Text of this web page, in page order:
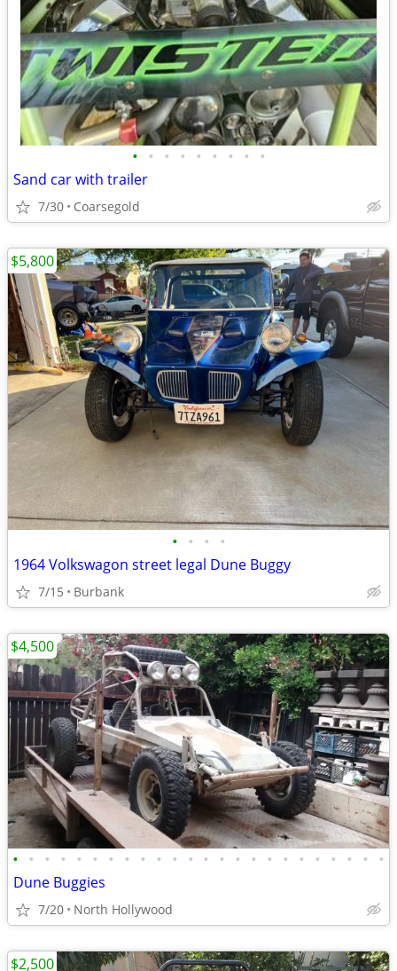
• • • • • • • • •
Sand car with trailer
7/30 Coarsegold
• • • •
1964 Volkswagon street legal Dune Buggy
7/15 Burbank
$5,800
• • • • • • • • • • • • • • • • • • • • • • • •
Dune Buggies
7/20 North Hollywood
$4,500
$2,500